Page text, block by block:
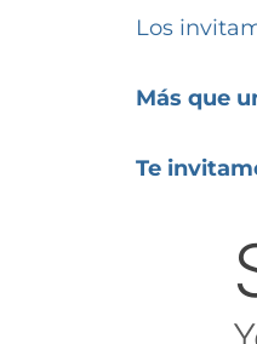
Los
Más que
Te